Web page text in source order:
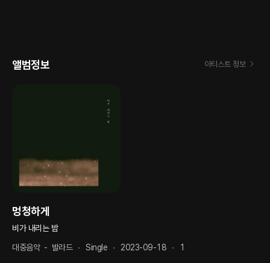
앨범정보 아티스트 정보
멍청하게
비가 내리는 밤
대중음악- 발라드 Single 2023-09-18 1